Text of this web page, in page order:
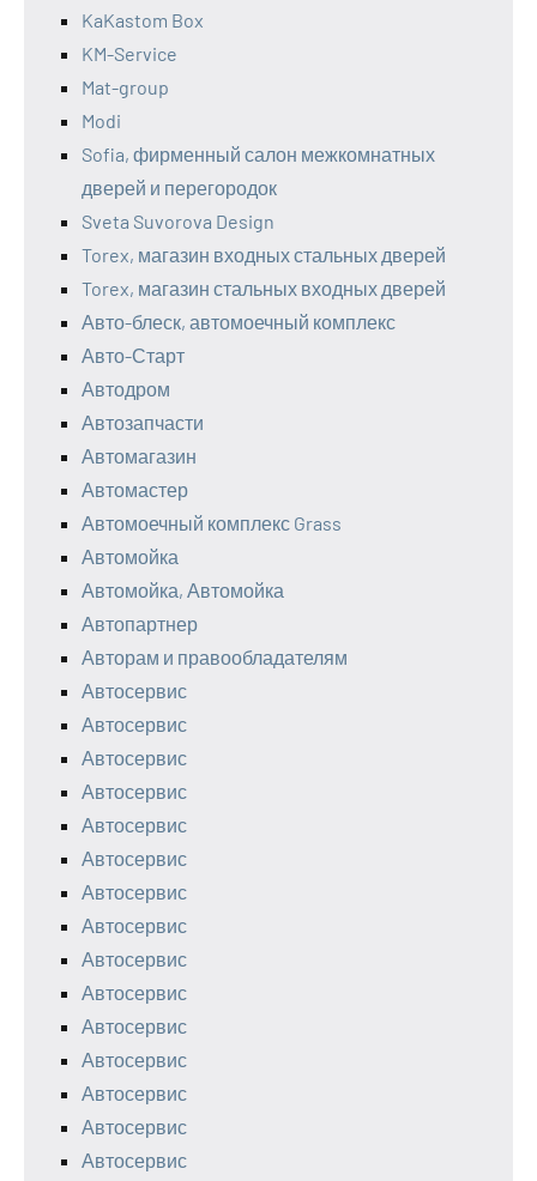
KaKastom Box
KM-Service
Mat-group
Modi
Sofia, фирменный салон межкомнатных
дверей и перегородок
Sveta Suvorova Design
Torex, магазин входных стальных дверей
Torex, магазин стальных входных дверей
Авто-блеск, автомоечный комплекс
Авто-Старт
Автодром
Автозапчасти
Автомагазин
Автомастер
Автомоечный комплекс Grass
Автомойка
Автомойка, Автомойка
Автопартнер
Авторам и правообладателям
Автосервис
Автосервис
Автосервис
Автосервис
Автосервис
Автосервис
Автосервис
Автосервис
Автосервис
Автосервис
Автосервис
Автосервис
Автосервис
Автосервис
Автосервис